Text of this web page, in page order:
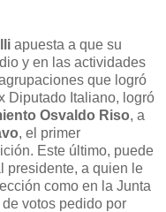
apuesta a que su
y en las actividades
que logró
Diputado Italiano, logró
Osvaldo Riso, a
, el primer
Este último, puede
presidente, a quien le
como en la Junta
votos pedido por